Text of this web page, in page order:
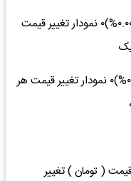
هر کیلو سیم فابریک ۱.۵ و ۲.۵ - ۴۸,۰۰۰ (۰.۰۰%)۰ نمودار تغییر قیمت
هر کیلو سیم تسمه ۱.۵ و ۲.۵ - ۴۷,۰۰۰ (۰.۰۰%)۰ نمودار تغییر قیمت هر
( تومان ) تغییر